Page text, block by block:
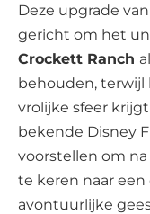
Deze upgrade
gericht om het
Crockett Ranch
behouden, terwijl
vrolijke sfeer
bekende Disney
voorstellen om
te keren naar
avontuurlijke